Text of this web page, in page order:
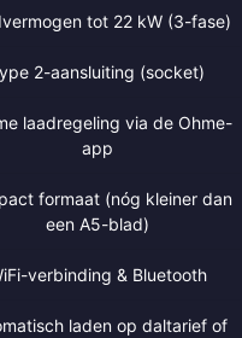
tot 22 kW (3-fase)
2-aansluiting (socket)
laadregeling via de Ohme-
app
formaat (nóg kleiner dan
een A5-blad)
verbinding & Bluetooth
laden op daltarief of